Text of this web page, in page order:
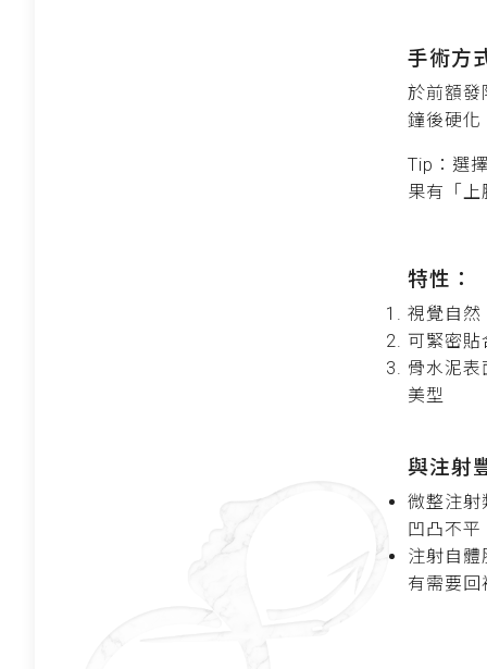
手術方
於前額發
鐘後硬化
Tip：選
果有「
特性：
視覺自然
可緊密
骨水泥
美型
與注射
微整注射
凹凸不
注射自
有需要